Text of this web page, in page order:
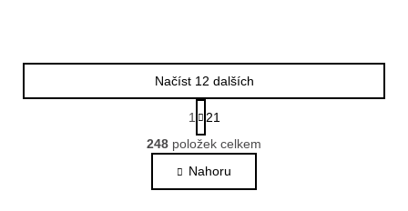
O
v
l
á
Načíst 12 dalších
S
t
r
á
n
k
1
21
248 položek celkem
Nahoru